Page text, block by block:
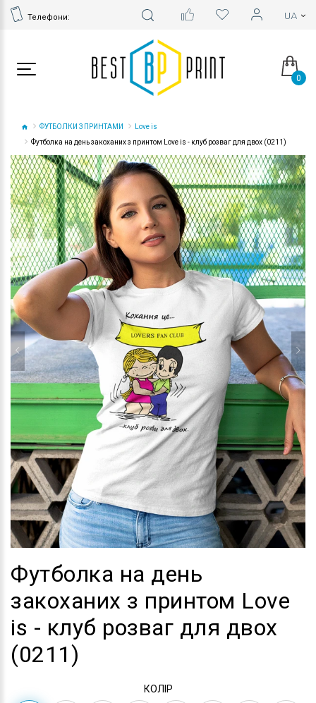
Телефони:
0
ФУТБОЛКИ З ПРИНТАМИ
Love is
Футболка на день закоханих з принтом Love is - клуб розваг для двох (0211)
Футболка на день
закоханих з принтом Love
is - клуб розваг для двох
(0211)
КОЛІР